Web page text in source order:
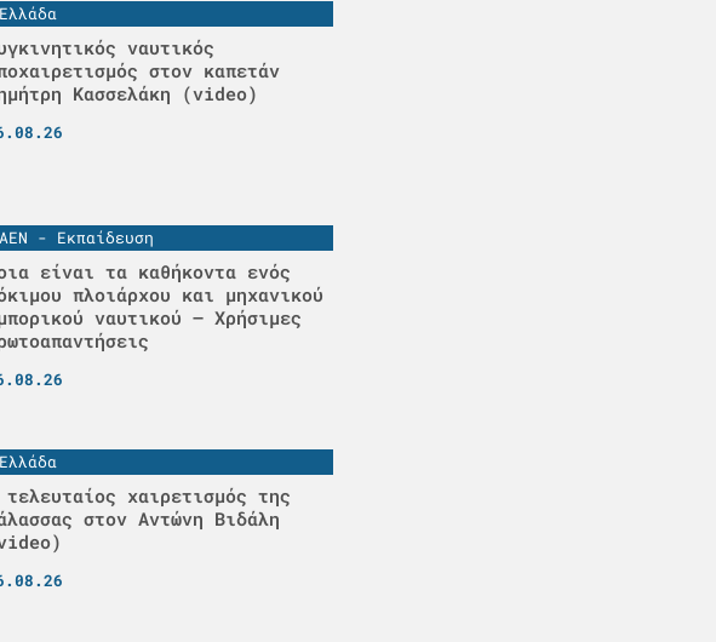
Ελλάδα
ναυτικός
στον καπετάν
Κασσελάκη (video)
ΑΕΝ - Εκπαίδευση
είναι τα καθήκοντα ενός
πλοιάρχου και μηχανικού
ναυτικού – Χρήσιμες
Ελλάδα
χαιρετισμός της
στον Αντώνη Βιδάλη